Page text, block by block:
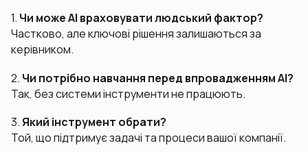
1. Чи може AI враховувати людський фактор?
Частково, але ключові рішення залишаються за
керівником.
2. Чи потрібно навчання перед впровадженням AI?
Так, без системи інструменти не працюють.
3. Який інструмент обрати?
Той, що підтримує задачі та процеси вашої компанії.